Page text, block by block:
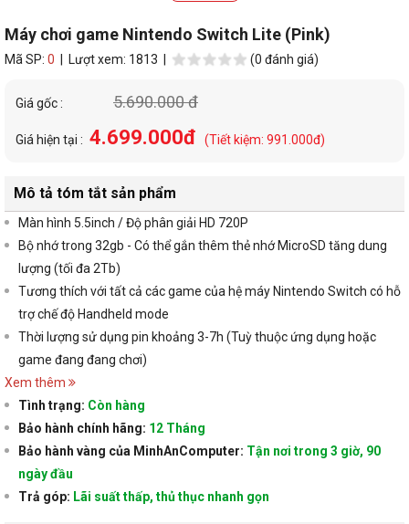
Máy chơi game Nintendo Switch Lite (Pink)
Mã SP: 0 | Lượt xem: 1813 | (0 đánh giá)
Giá gốc : 5.690.000 đ
Giá hiện tại : 4.699.000đ (Tiết kiệm: 991.000đ)
Mô tả tóm tắt sản phẩm
Màn hình 5.5inch / Độ phân giải HD 720P
Bộ nhớ trong 32gb - Có thể gắn thêm thẻ nhớ MicroSD tăng dung
lượng (tối đa 2Tb)
Tương thích với tất cả các game của hệ máy Nintendo Switch có hỗ
trợ chế độ Handheld mode
Thời lượng sử dụng pin khoảng 3-7h (Tuỳ thuộc ứng dụng hoặc
game đang đang chơi)
Xem thêm
Tình trạng: Còn hàng
Bảo hành chính hãng: 12 Tháng
Bảo hành vàng của MinhAnComputer: Tận nơi trong 3 giờ, 90
ngày đầu
Trả góp: Lãi suất thấp, thủ thục nhanh gọn